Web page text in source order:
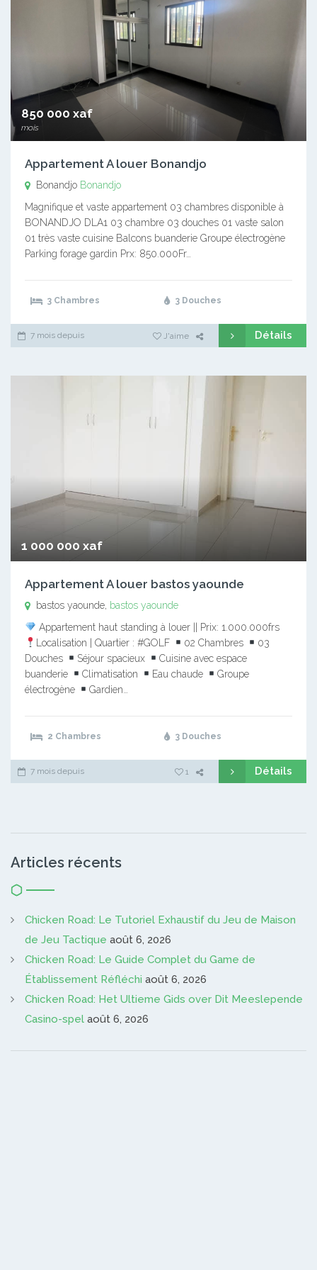
850 000 xaf
mois
Appartement A louer Bonandjo
Bonandjo Bonandjo
Magnifique et vaste appartement 03 chambres disponible à
BONANDJO DLA1 03 chambre 03 douches 01 vaste salon
01 très vaste cuisine Balcons buanderie Groupe électrogène
Parking forage gardin Prx: 850.000Fr…
3 Chambres 3 Douches
7 mois depuis J'aime Détails
1 000 000 xaf
Appartement A louer bastos yaounde
bastos yaounde, bastos yaounde
Appartement haut standing à louer || Prix: 1.000.000frs
Localisation | Quartier : #GOLF
02 Chambres
03
Douches
Séjour spacieux
Cuisine avec espace
buanderie
Climatisation Eau chaude
Groupe
électrogène
Gardien…
2 Chambres 3 Douches
7 mois depuis 1 Détails
Articles récents
Chicken Road: Le Tutoriel Exhaustif du Jeu de Maison
de Jeu Tactique août 6, 2026
Chicken Road: Le Guide Complet du Game de
Établissement Réfléchi août 6, 2026
Chicken Road: Het Ultieme Gids over Dit Meeslepende
Casino-spel août 6, 2026